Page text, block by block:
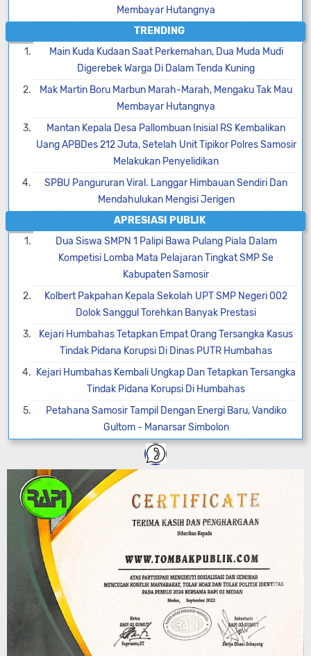
Membayar Hutangnya
TRENDING
Main Kuda Kudaan Saat Perkemahan, Dua Muda Mudi
Digerebek Warga Di Dalam Tenda Kuning
Mak Martin Boru Marbun Marah-Marah, Mengaku Tak Mau
Membayar Hutangnya
Mantan Kepala Desa Pallombuan Inisial RS Kembalikan
Uang APBDes 212 Juta, Setelah Unit Tipikor Polres Samosir
Melakukan Penyelidikan
SPBU Pangururan Viral. Langgar Himbauan Sendiri Dan
Mendahulukan Mengisi Jerigen
APRESIASI PUBLIK
Dua Siswa SMPN 1 Palipi Bawa Pulang Piala Dalam
Kompetisi Lomba Mata Pelajaran Tingkat SMP Se
Kabupaten Samosir
Kolbert Pakpahan Kepala Sekolah UPT SMP Negeri 002
Dolok Sanggul Torehkan Banyak Prestasi
Kejari Humbahas Tetapkan Empat Orang Tersangka Kasus
Tindak Pidana Korupsi Di Dinas PUTR Humbahas
Kejari Humbahas Kembali Ungkap Dan Tetapkan Tersangka
Tindak Pidana Korupsi Di Humbahas
Petahana Samosir Tampil Dengan Energi Baru, Vandiko
Gultom - Manarsar Simbolon